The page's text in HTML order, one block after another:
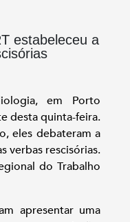
estabeleceu a
em Porto
desta quinta-feira.
eles debateram a
verbas rescisórias.
do Trabalho
apresentar uma